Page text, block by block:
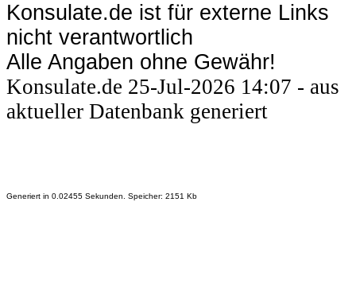
Konsulate.de ist für externe Links
nicht verantwortlich
Alle Angaben ohne Gewähr!
Konsulate.de 25-Jul-2026 14:07 - aus
aktueller Datenbank generiert
Generiert in 0.02455 Sekunden. Speicher: 2151 Kb